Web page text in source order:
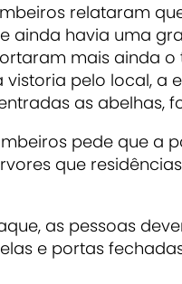
relataram
ainda havia uma
mais ainda
vistoria pelo local,
as abelhas,
pede que a
que
as pessoas
e portas